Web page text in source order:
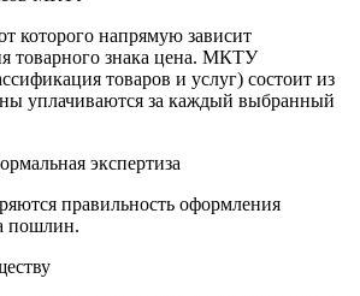
которого напрямую зависит
товарного знака цена. МКТУ
товаров и услуг) состоит из
уплачиваются за каждый выбранный
экспертиза
правильность оформления
пошлин.